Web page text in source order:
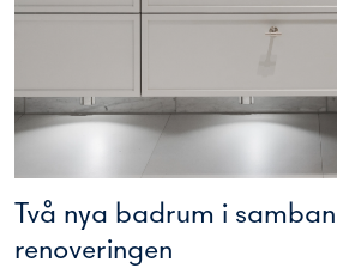
Två nya badrum i
renoveringen